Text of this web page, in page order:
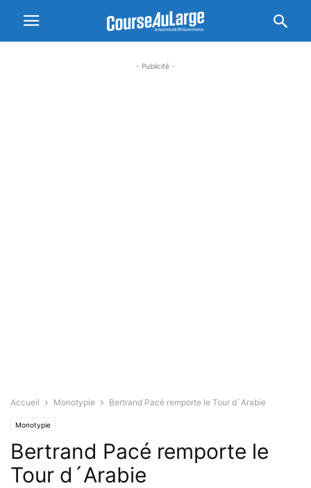
- Publicité -
Accueil Monotypie Bertrand Pacé remporte le Tour d´Arabie
Monotypie
Bertrand Pacé remporte le
Tour d´Arabie